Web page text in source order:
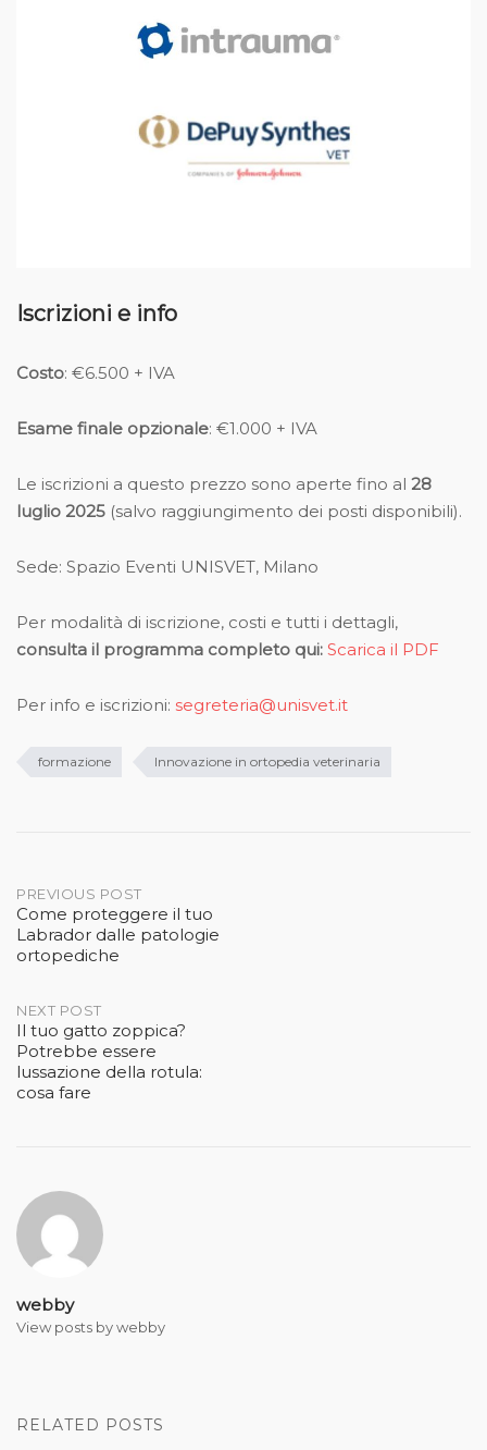
Iscrizioni e info
Costo: €6.500 + IVA
Esame finale opzionale: €1.000 + IVA
Le iscrizioni a questo prezzo sono aperte fino al 28
luglio 2025 (salvo raggiungimento dei posti disponibili).
Sede: Spazio Eventi UNISVET, Milano
Per modalità di iscrizione, costi e tutti i dettagli,
consulta il programma completo qui: Scarica il PDF
Per info e iscrizioni: segreteria@unisvet.it
formazione Innovazione in ortopedia veterinaria
Post
navigation
PREVIOUS POST
Come proteggere il tuo
Labrador dalle patologie
ortopediche
NEXT POST
Il tuo gatto zoppica?
Potrebbe essere
lussazione della rotula:
cosa fare
webby
View posts by webby
RELATED POSTS